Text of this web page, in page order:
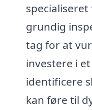
grundig
tag for at
investere i
identificere
kan føre til